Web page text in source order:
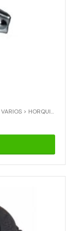
VARIOS > HORQUILLA EMBRAGUE